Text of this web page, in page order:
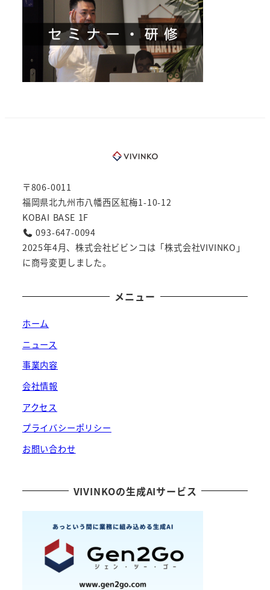
〒806-0011
福岡県北九州市八幡西区紅梅1-10-12
KOBAI BASE 1F
093-647-0094
2025年4月、株式会社ビビンコは「株式会社VIVINKO」
に商号変更しました。
メニュー
ホーム
ニュース
事業内容
会社情報
アクセス
プライバシーポリシー
お問い合わせ
VIVINKOの生成AIサービス